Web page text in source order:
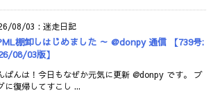
08/03 : 迷走日記
棚卸しはじめました ～ @donpy 通信 【739号:
08/03版】
ばんは！今日もなぜか元気に更新 @donpy です。 ブ
に復帰してすこし ...